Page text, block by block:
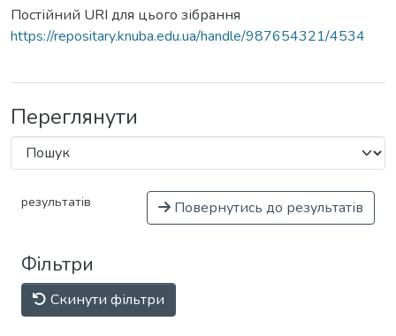
Постійний URI для цього зібрання
https://repositary.knuba.edu.ua/handle/987654321/4534
Переглянути
результатів Повернутись до результатів
Фільтри
Скинути фільтри